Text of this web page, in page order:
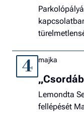
4 majka
Lemondta
fellépését